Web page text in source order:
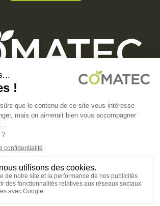
COMATEC PACKAGING
François-Xavier Fafeur
Carcassonne, FRANCE
MENTIONS LÉGALES
DE CONFIDENTIALITÉ
EN MATIÈRE DE COOKIES